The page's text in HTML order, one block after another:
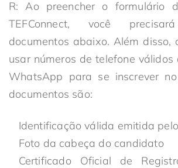
R: Ao preencher o formulário
TEFConnect, você
documentos abaixo. Além disso,
usar números de telefone
WhatsApp para se inscrever
documentos são:
Identificação válida emitida
Foto da cabeça do candidato
Certificado Oficial de